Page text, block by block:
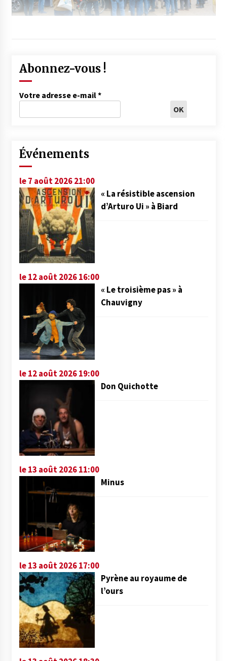
Abonnez-vous !
Votre adresse e-mail*
Événements
le 7 août 2026 21:00
« La résistible ascension
d’Arturo Ui » à Biard
le 12 août 2026 16:00
« Le troisième pas » à
Chauvigny
le 12 août 2026 19:00
Don Quichotte
le 13 août 2026 11:00
Minus
le 13 août 2026 17:00
Pyrène au royaume de
l’ours